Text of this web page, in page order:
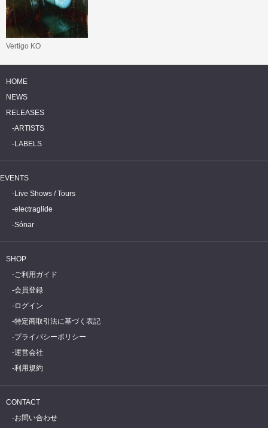
Vertigo KO
HOME
NEWS
RELEASES
ARTISTS
LABELS
EVENTS
Live Shows / Tours
electraglide
Sónar
SHOP
ご利用ガイド
会員登録
ログイン
特定商取引法に基づく表記
プライバシーポリシー
運営会社
利用規約
CONTACT
お問い合わせ